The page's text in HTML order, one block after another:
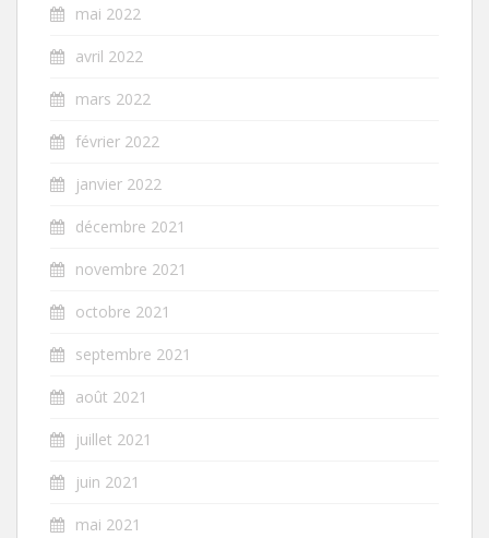
mai 2022
avril 2022
mars 2022
février 2022
janvier 2022
décembre 2021
novembre 2021
octobre 2021
septembre 2021
août 2021
juillet 2021
juin 2021
mai 2021